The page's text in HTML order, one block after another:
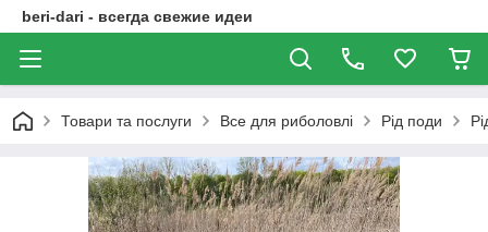
beri-dari - всегда свежие идеи
Товари та послуги Все для риболовлі Рід поди